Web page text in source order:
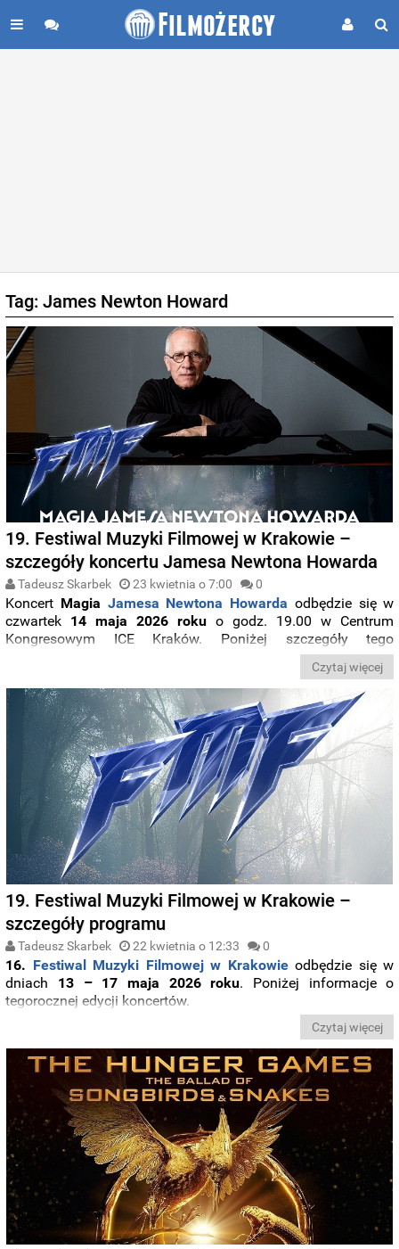
Tag: James Newton Howard
19. Festiwal Muzyki Filmowej w Krakowie –
szczegóły koncertu Jamesa Newtona Howarda
Tadeusz Skarbek 23 kwietnia o 7:00 0
Koncert Magia Jamesa Newtona Howarda odbędzie się w
czwartek 14 maja 2026 roku o godz. 19.00 w Centrum
Kongresowym ICE Kraków. Poniżej szczegóły tego
Czytaj więcej
19. Festiwal Muzyki Filmowej w Krakowie –
szczegóły programu
Tadeusz Skarbek 22 kwietnia o 12:33 0
16. Festiwal Muzyki Filmowej w Krakowieodbędzie się w
dniach 13 – 17 maja 2026 roku. Poniżej informacje o
tegorocznej edycji koncertów.
Czytaj więcej